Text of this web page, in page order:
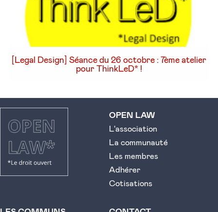
[Legal Design] Séance du 26 octobre : 7ème atelier
pour ThinkLeD* !
OPEN LAW
L'association
La communauté
Les membres
Adhérer
Cotisations